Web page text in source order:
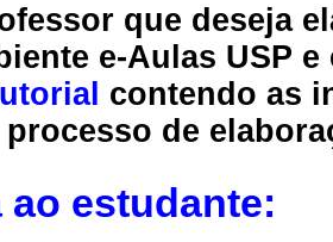
que deseja
e-Aulas USP
contendo as
de
ao estudante: